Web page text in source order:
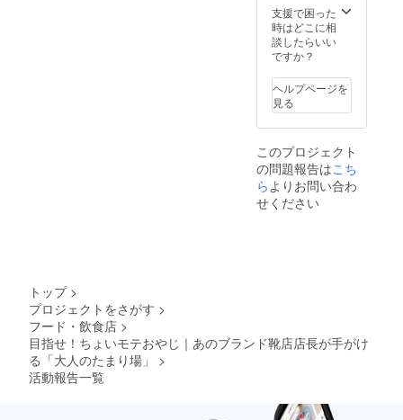
年とな
りま
す。 金
属プ
レート
につい
レート
のサイ
ズは約
5cm×約
20cmの
ものに
なりま
によっ
て剥が
合には
店内ま
たは
リーガ
ル
シュー
ズ岡崎
店長が
行いま
す。 ＊
名入
れ、ボ
タン付
け糸等
国内の
工場で
～４週
て剥が
れ、修
復不可
能な場
合には
この限
ありま
せん。
＊掲載
項目は
お名前
（ロー
マ字）
時は必
ず備考
をご記
しま
す。
磨き ＊
コロン
ブス社
製のク
を使っ
て磨き
ます。
＊靴磨
ジネス
シュー
ズ、パ
ンプス
のみ対
ナー、
クリー
バイン
支援で困った
時はどこに相
談したらいい
ですか？
ヘルプページを
見る
このプロジェクト
の問題報告はこち
ら よりお問い合わ
せください
トップ >
プロジェクトをさがす >
フード・飲食店 >
目指せ！ちょいモテおやじ｜あのブランド靴店店長が手がけ
る「大人のたまり場」
>
活動報告一覧